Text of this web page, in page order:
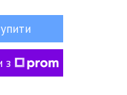
з